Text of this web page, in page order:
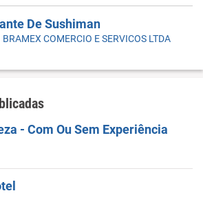
De Sushiman
BRAMEX COMERCIO E SERVICOS LTDA
- Com Ou Sem Experiência